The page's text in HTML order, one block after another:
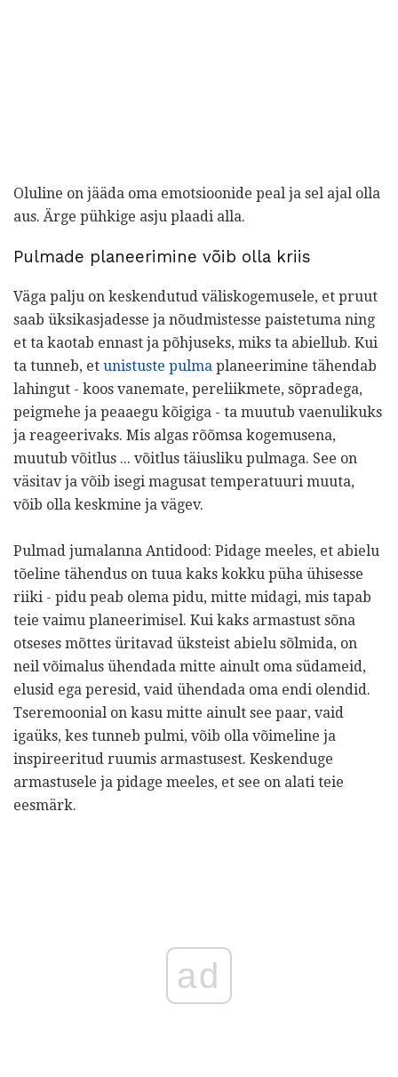
Oluline on jääda oma emotsioonide peal ja sel ajal olla
aus. Ärge pühkige asju plaadi alla.
Pulmade planeerimine võib olla kriis
Väga palju on keskendutud väliskogemusele, et pruut
saab üksikasjadesse ja nõudmistesse paistetuma ning
et ta kaotab ennast ja põhjuseks, miks ta abiellub. Kui
ta tunneb, et unistuste pulma planeerimine tähendab
lahingut - koos vanemate, pereliikmete, sõpradega,
peigmehe ja peaaegu kõigiga - ta muutub vaenulikuks
ja reageerivaks. Mis algas rõõmsa kogemusena,
muutub võitlus ... võitlus täiusliku pulmaga. See on
väsitav ja võib isegi magusat temperatuuri muuta,
võib olla keskmine ja vägev.
Pulmad jumalanna Antidood: Pidage meeles, et abielu
tõeline tähendus on tuua kaks kokku püha ühisesse
riiki - pidu peab olema pidu, mitte midagi, mis tapab
teie vaimu planeerimisel. Kui kaks armastust sõna
otseses mõttes üritavad üksteist abielu sõlmida, on
neil võimalus ühendada mitte ainult oma südameid,
elusid ega peresid, vaid ühendada oma endi olendid.
Tseremoonial on kasu mitte ainult see paar, vaid
igaüks, kes tunneb pulmi, võib olla võimeline ja
inspireeritud ruumis armastusest. Keskenduge
armastusele ja pidage meeles, et see on alati teie
eesmärk.
ad